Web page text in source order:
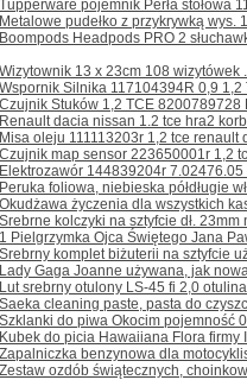
pojemnik Perła stołowa
pudełko z przykrywką wys.
Headpods PRO 2
13 x 23cm 108 wizytówek
Silnika 117104394R 0,9
Stuków 1,2 TCE 8200789728
dacia nissan 1.2 tce hra2
oleju 111113203r 1,2 tce renault
map sensor 223650001r 1,2
144839204r
foliowa, niebieska półdługie
życzenia dla wszystkich
kolczyki na sztyfcie dł. 23mm
Pielgrzymka Ojca Świętego Jana
komplet biżuterii na sztyfcie
Gaga Joanne używana, jak
srebrny otulony LS-45 fi 2,0 otulina
cleaning paste, pasta do
do piwa Okocim pojemność
do picia Hawaiiana Flora firmy
benzynowa dla
ozdób świątecznych,